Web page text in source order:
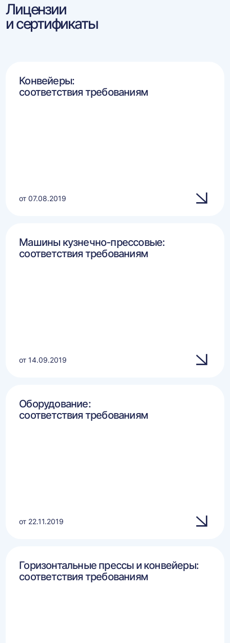
Лицензии
и сертификаты
Конвейеры:
соответствия требованиям
от 07.08.2019
Машины кузнечно-прессовые:
соответствия требованиям
от 14.09.2019
Оборудование:
соответствия требованиям
от 22.11.2019
Горизонтальные прессы и конвейеры:
соответствия требованиям